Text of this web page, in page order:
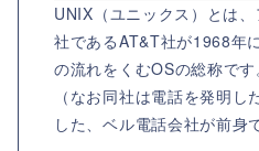
UNIX（ユニックス）とは
社であるAT&T社が1968年
の流れをくむOSの総称です
（なお同社は電話を発明
した、ベル電話会社が前身